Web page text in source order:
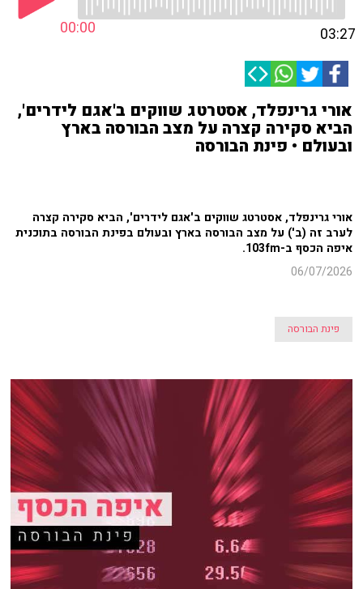
00:00 03:27
אורי גרינפלד, אסטרטג שווקים ב'אגם לידרים',
הביא סקירה קצרה על מצב הבורסה בארץ
ובעולם • פינת הבורסה
אורי גרינפלד, אסטרטג שווקים ב'אגם לידרים', הביא סקירה קצרה
לערב זה (ב') על מצב הבורסה בארץ ובעולם בפינת הבורסה בתוכנית
איפה הכסף ב-103fm.
06/07/2026
פינת הבורסה